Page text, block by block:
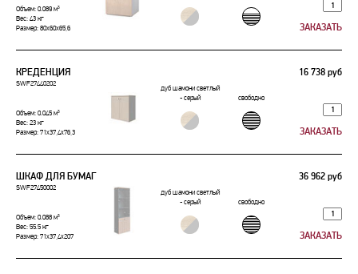
Объем: 0.089 м³
Вес: 43 кг
Размер: 80x60x65,6
КРЕДЕНЦИЯ 16 738 руб
SWF27440202
дуб шамони светлый
- серый
свободно
Объем: 0.045 м³
Вес: 23 кг
Размер: 71x37,4x76,3
ШКАФ ДЛЯ БУМАГ 36 962 руб
SWF27450002
дуб шамони светлый
- серый
свободно
Объем: 0.088 м³
Вес: 55.5 кг
Размер: 71x37,4x207